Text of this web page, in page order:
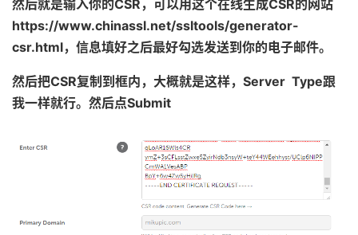
然后就是输入你的CSR，可以用这个在线生成CSR的网站
https://www.chinassl.net/ssltools/generator-
csr.html，信息填好之后最好勾选发送到你的电子邮件。
然后把CSR复制到框内，大概就是这样，Server Type跟
我一样就行。然后点Submit